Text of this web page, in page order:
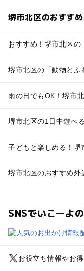
堺市北区のおすす
おすすめ！堺市北区の
堺市北区の「動物とふ
雨の日でもOK！堺市
堺市北区の1日中遊べ
子どもと楽しめる！堺
堺市北区のおすすめ外
SNSでいこーよ
お役立ち情報やお